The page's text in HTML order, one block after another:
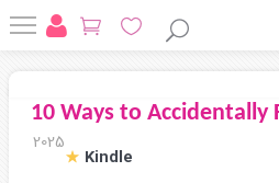
10 Ways to Accidentally
2025
Kindle